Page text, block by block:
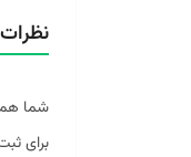
نظرات
شما هم
برای